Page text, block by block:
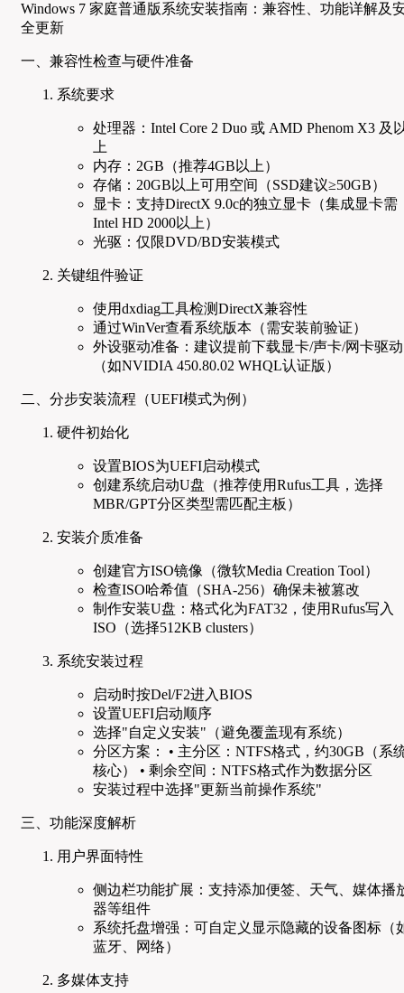
Windows 7 家庭普通版系统安装指南：兼容性、功能详解及
全更新
一、兼容性检查与硬件准备
系统要求
处理器：Intel Core 2 Duo 或 AMD Phenom X3 及
上
内存：2GB（推荐4GB以上）
存储：20GB以上可用空间（SSD建议≥50GB）
显卡：支持DirectX 9.0c的独立显卡（集成显卡需
Intel HD 2000以上）
光驱：仅限DVD/BD安装模式
关键组件验证
使用dxdiag工具检测DirectX兼容性
通过WinVer查看系统版本（需安装前验证）
外设驱动准备：建议提前下载显卡/声卡/网卡驱动
（如NVIDIA 450.80.02 WHQL认证版）
二、分步安装流程（UEFI模式为例）
硬件初始化
设置BIOS为UEFI启动模式
创建系统启动U盘（推荐使用Rufus工具，选择
MBR/GPT分区类型需匹配主板）
安装介质准备
创建官方ISO镜像（微软Media Creation Tool）
检查ISO哈希值（SHA-256）确保未被篡改
制作安装U盘：格式化为FAT32，使用Rufus写入
ISO（选择512KB clusters）
系统安装过程
启动时按Del/F2进入BIOS
设置UEFI启动顺序
选择"自定义安装"（避免覆盖现有系统）
分区方案： • 主分区：NTFS格式，约30GB（系
核心） • 剩余空间：NTFS格式作为数据分区
安装过程中选择"更新当前操作系统"
三、功能深度解析
用户界面特性
侧边栏功能扩展：支持添加便签、天气、媒体播
器等组件
系统托盘增强：可自定义显示隐藏的设备图标（
蓝牙、网络）
多媒体支持